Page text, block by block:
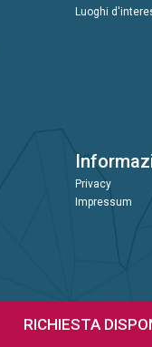
RICHIESTA
Luoghi
Privacy
Impressum